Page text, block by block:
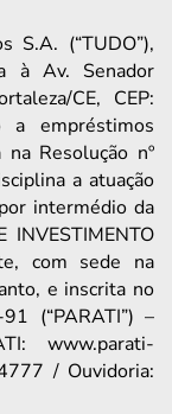
S.A. (“TUDO”),
à Av. Senador
CE, CEP:
empréstimos
Resolução nº
a atuação
intermédio da
INVESTIMENTO
com sede na
e inscrita no
(“PARATI”) –
www.parati-
/ Ouvidoria: